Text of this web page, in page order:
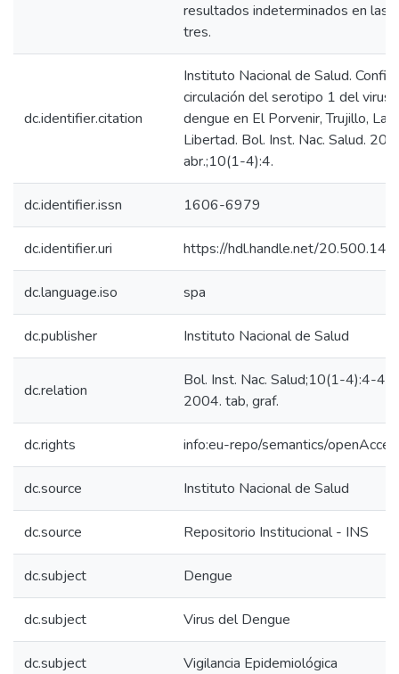
resultados indeterminados en las
tres.
dc.identifier.citation
Instituto Nacional de Salud.
circulación del serotipo 1 del virus
dengue en El Porvenir, Trujillo, La
Libertad. Bol. Inst. Nac. Salud.
abr.;10(1-4):4.
dc.identifier.issn 1606-6979
dc.identifier.uri https://hdl.handle.net/
dc.language.iso spa
dc.publisher Instituto Nacional de Salud
dc.relation
Bol. Inst. Nac. Salud;10(1-4):4-
2004. tab, graf.
dc.rights info:eu-repo/semantics/
dc.source Instituto Nacional de Salud
dc.source Repositorio Institucional - INS
dc.subject Dengue
dc.subject Virus del Dengue
dc.subject Vigilancia Epidemiológica